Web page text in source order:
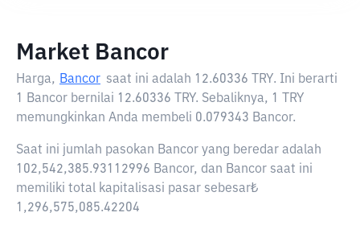
Market Bancor
Harga, Bancor saat ini adalah 12.60336 TRY. Ini berarti
1 Bancor bernilai 12.60336 TRY. Sebaliknya, 1 TRY
memungkinkan Anda membeli 0.079343 Bancor.
Saat ini jumlah pasokan Bancor yang beredar adalah
102,542,385.93112996 Bancor, dan Bancor saat ini
memiliki total kapitalisasi pasar sebesar₺
1,296,575,085.42204